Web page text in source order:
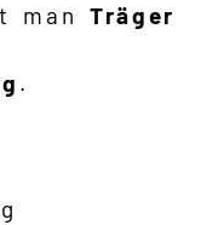
man Träger
.